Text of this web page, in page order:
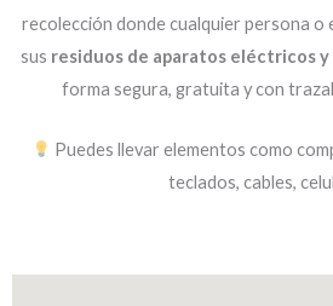
recolección donde cualquier persona o
sus residuos de aparatos eléctricos y
forma segura, gratuita y con
Puedes llevar elementos como
teclados, cables,